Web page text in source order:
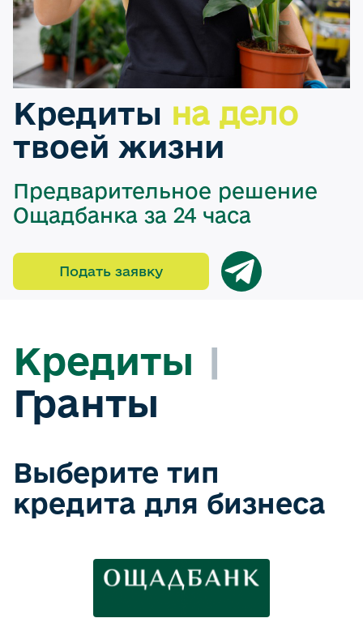
Кредиты на дело
твоей жизни
Предварительное решение
Ощадбанка за 24 часа
Подать заявку
Кредиты |
Гранты
Выберите тип
кредита для бизнеса